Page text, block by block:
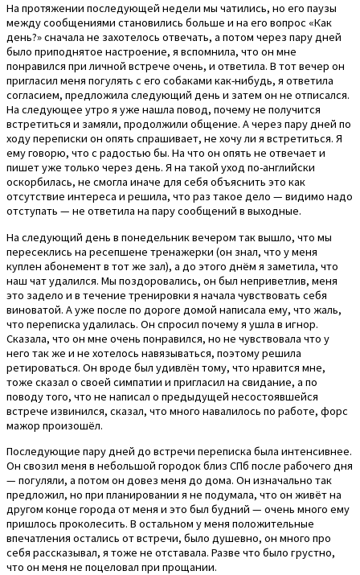
На протяжении последующей недели мы чатились, но его паузы
между сообщениями становились больше и на его вопрос «Как
день?» сначала не захотелось отвечать, а потом через пару дней
было приподнятое настроение, я вспомнила, что он мне
понравился при личной встрече очень, и ответила. В тот вечер он
пригласил меня погулять с его собаками как-нибудь, я ответила
согласием, предложила следующий день и затем он не отписался.
На следующее утро я уже нашла повод, почему не получится
встретиться и замяли, продолжили общение. А через пару дней по
ходу переписки он опять спрашивает, не хочу ли я встретиться. Я
ему говорю, что с радостью бы. На что он опять не отвечает и
пишет уже только через день. Я на такой уход по-английски
оскорбилась, не смогла иначе для себя объяснить это как
отсутствие интереса и решила, что раз такое дело — видимо надо
отступать — не ответила на пару сообщений в выходные.
На следующий день в понедельник вечером так вышло, что мы
пересеклись на ресепшене тренажерки (он знал, что у меня
куплен абонемент в тот же зал), а до этого днём я заметила, что
наш чат удалился. Мы поздоровались, он был неприветлив, меня
это задело и в течение тренировки я начала чувствовать себя
виноватой. А уже после по дороге домой написала ему, что жаль,
что переписка удалилась. Он спросил почему я ушла в игнор.
Сказала, что он мне очень понравился, но не чувствовала что у
него так же и не хотелось навязываться, поэтому решила
ретироваться. Он вроде был удивлён тому, что нравится мне,
тоже сказал о своей симпатии и пригласил на свидание, а по
поводу того, что не написал о предыдущей несостоявшейся
встрече извинился, сказал, что много навалилось по работе, форс
мажор произошёл.
Последующие пару дней до встречи переписка была интенсивнее.
Он свозил меня в небольшой городок близ СПб после рабочего дня
— погуляли, а потом он довез меня до дома. Он изначально так
предложил, но при планировании я не подумала, что он живёт на
другом конце города от меня и это был будний — очень много ему
пришлось проколесить. В остальном у меня положительные
впечатления остались от встречи, было душевно, он много про
себя рассказывал, я тоже не отставала. Разве что было грустно,
что он меня не поцеловал при прощании.